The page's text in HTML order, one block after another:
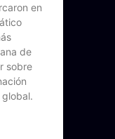
en
de
sobre